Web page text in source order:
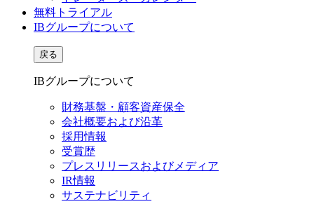
無料トライアル
IBグループについて
戻る
IBグループについて
財務基盤・顧客資産保全
会社概要および沿革
採用情報
受賞歴
プレスリリースおよびメディア
IR情報
サステナビリティ